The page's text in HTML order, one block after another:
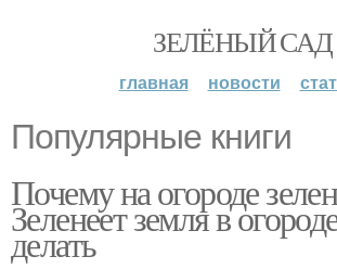
ЗЕЛЁНЫЙ САД
главная новости
Популярные книги
Почему на огороде
Зеленеет земля в
делать